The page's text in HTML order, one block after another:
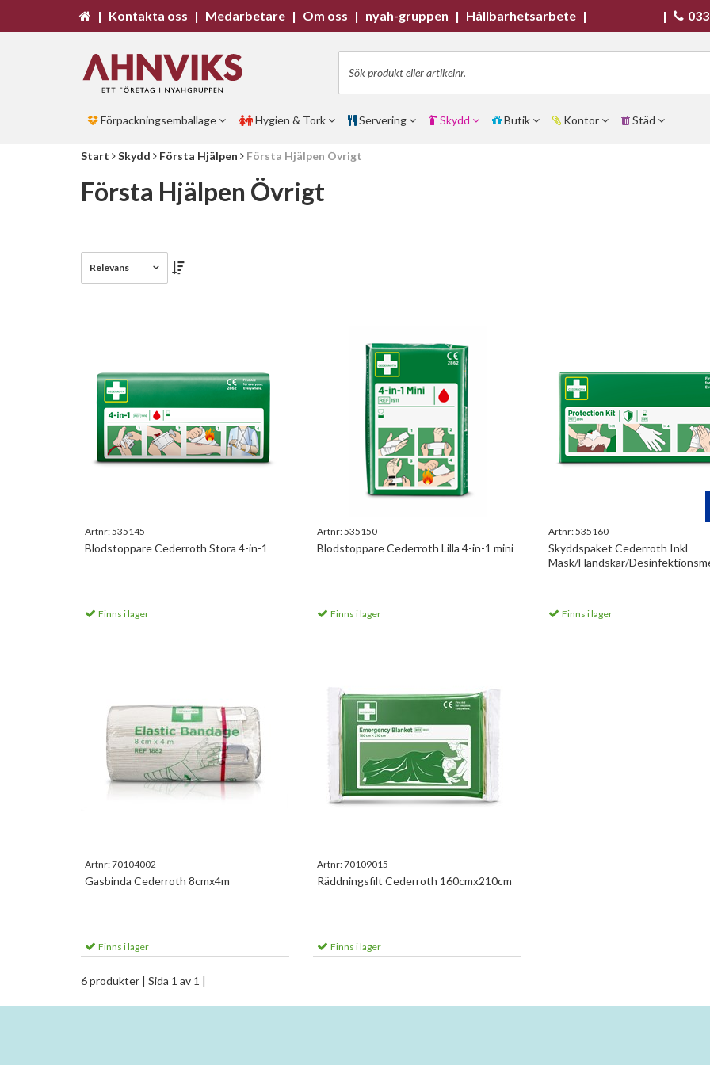
Start Skydd Första Hjälpen Första Hjälpen Övrigt
Första Hjälpen Övrigt
Relevans
Artnr:535145
Blodstoppare Cederroth Stora 4-in-1
Finns i lager
Artnr:535150
Blodstoppare Cederroth Lilla 4-in-1 mini
Finns i lager
Artnr:535160
Skyddspaket Cederroth Inkl
Mask/Handskar/
Finns i lager
Artnr:70104002
Gasbinda Cederroth 8cmx4m
Finns i lager
Artnr:70109015
Räddningsfilt Cederroth 160cmx210cm
Finns i lager
6 produkter | Sida 1 av 1 |
| Kontakta oss | Medarbetare | Om oss | nyah-gruppen | Hållbarhetsarbete | |
Förpackningsemballage Hygien & Tork Servering Skydd Butik Kontor Städ